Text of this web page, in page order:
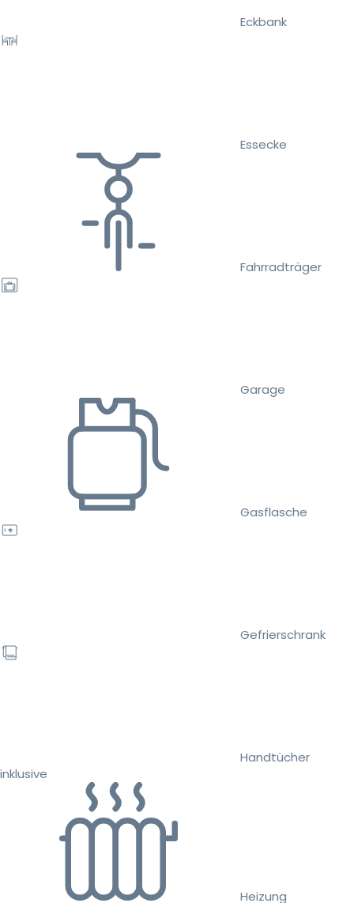
Eckbank
Essecke
Fahrradträger
Garage
Gasflasche
Gefrierschrank
Handtücher
inklusive
Heizung